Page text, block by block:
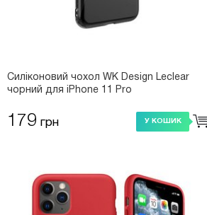
Силіконовий чохол WK Design Leclear
чорний для iPhone 11 Pro
179 грн У КОШИК